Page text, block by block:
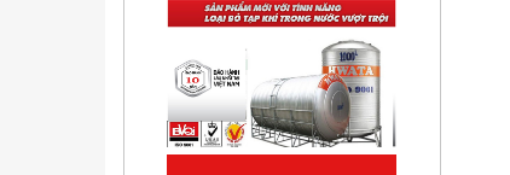
hộc Hwata BDV1
2.160.000 đ